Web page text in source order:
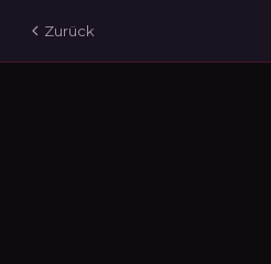
Zurück